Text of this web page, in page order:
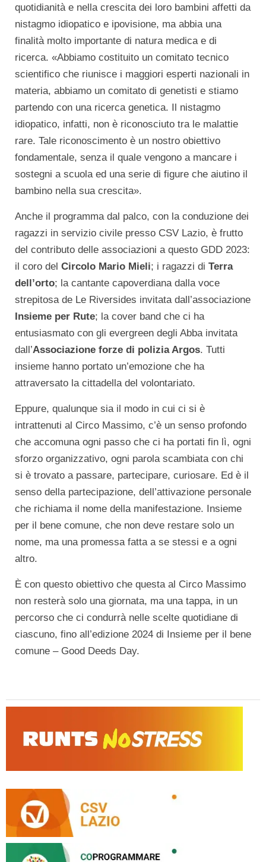
quotidianità e nella crescita dei loro bambini affetti da
nistagmo idiopatico e ipovisione, ma abbia una
finalità molto importante di natura medica e di
ricerca. «Abbiamo costituito un comitato tecnico
scientifico che riunisce i maggiori esperti nazionali in
materia, abbiamo un comitato di genetisti e stiamo
partendo con una ricerca genetica. Il nistagmo
idiopatico, infatti, non è riconosciuto tra le malattie
rare. Tale riconoscimento è un nostro obiettivo
fondamentale, senza il quale vengono a mancare i
sostegni a scuola ed una serie di figure che aiutino il
bambino nella sua crescita».
Anche il programma dal palco, con la conduzione dei
ragazzi in servizio civile presso CSV Lazio, è frutto
del contributo delle associazioni a questo GDD 2023:
il coro del Circolo Mario Mieli; i ragazzi di Terra
dell’orto; la cantante capoverdiana dalla voce
strepitosa de Le Riversides invitata dall’associazione
Insieme per Rute; la cover band che ci ha
entusiasmato con gli evergreen degli Abba invitata
dall’Associazione forze di polizia Argos. Tutti
insieme hanno portato un’emozione che ha
attraversato la cittadella del volontariato.
Eppure, qualunque sia il modo in cui ci si è
intrattenuti al Circo Massimo, c’è un senso profondo
che accomuna ogni passo che ci ha portati fin lì, ogni
sforzo organizzativo, ogni parola scambiata con chi
si è trovato a passare, partecipare, curiosare. Ed è il
senso della partecipazione, dell’attivazione personale
che richiama il nome della manifestazione. Insieme
per il bene comune, che non deve restare solo un
nome, ma una promessa fatta a se stessi e a ogni
altro.
È con questo obiettivo che questa al Circo Massimo
non resterà solo una giornata, ma una tappa, in un
percorso che ci condurrà nelle scelte quotidiane di
ciascuno, fino all’edizione 2024 di Insieme per il bene
comune – Good Deeds Day.